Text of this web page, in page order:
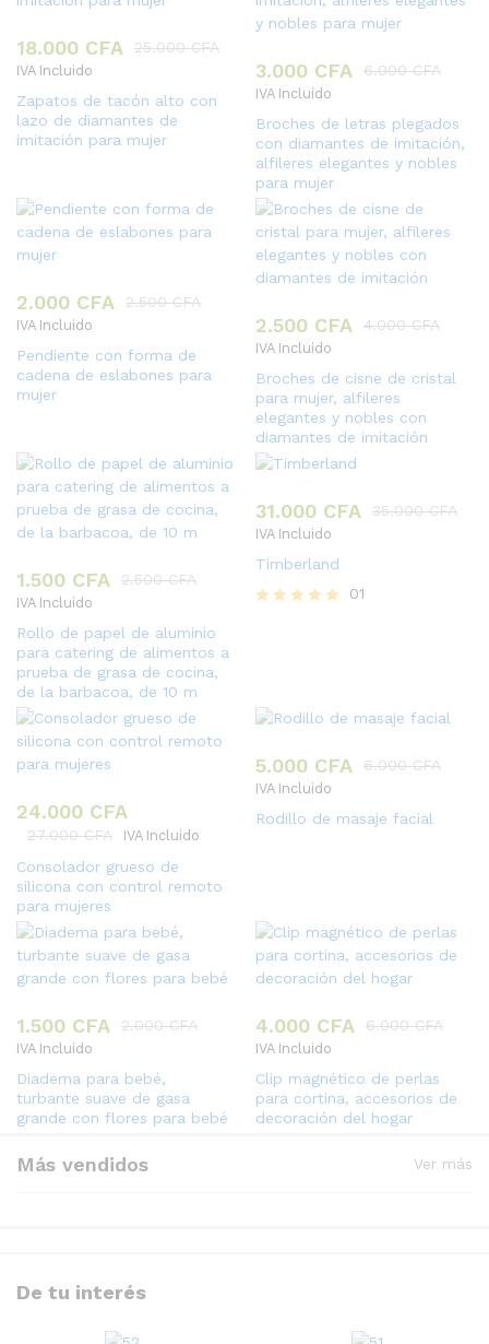
18.000 CFA 25.000CFA
IVA Incluido
Zapatos de tacón alto con
lazo de diamantes de
imitación para mujer
3.000 CFA 6.000CFA
IVA Incluido
Broches de letras plegados
con diamantes de imitación,
alfileres elegantes y nobles
para mujer
2.000 CFA 2.500CFA
IVA Incluido
Pendiente con forma de
cadena de eslabones para
mujer
2.500 CFA 4.000CFA
IVA Incluido
Broches de cisne de cristal
para mujer, alfileres
elegantes y nobles con
diamantes de imitación
1.500 CFA 2.500CFA
IVA Incluido
Rollo de papel de aluminio
para catering de alimentos a
prueba de grasa de cocina,
de la barbacoa, de 10 m
31.000 CFA 35.000CFA
IVA Incluido
Timberland
01
24.000 CFA
27.000CFA IVA Incluido
Consolador grueso de
silicona con control remoto
para mujeres
5.000 CFA 6.000CFA
IVA Incluido
Rodillo de masaje facial
1.500 CFA 2.000CFA
IVA Incluido
Diadema para bebé,
turbante suave de gasa
grande con flores para bebé
4.000 CFA 6.000CFA
IVA Incluido
Clip magnético de perlas
para cortina, accesorios de
decoración del hogar
Más vendidos Ver más
De tu interés